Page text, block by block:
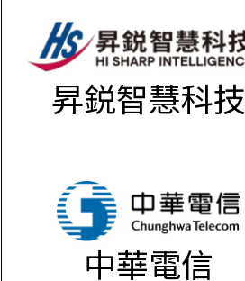
昇鋭智慧科技
中華電信